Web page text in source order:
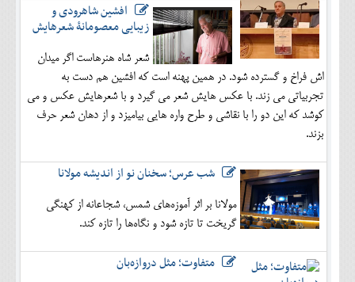
افشین شاهرودی و
زیبایی معصومانۀ شعرهایش
شعر شاه هنرهاست اگر میدان
اش فراخ و گسترده شود. در همین پهنه است که افشین هم دست به
تجربیاتی می زند. با عکس هایش شعر می گیرد و با شعرهایش عکس و می
کوشد که این دو را با نقاشی و طرح واره هایی بیامیزد و از دهان شعر حرف
بزند.
شب عرس؛ سخنان نو از اندیشه مولانا
مولانا بر اثر آموزه‌های شمس، شجاعانه از کهنگی
گریخت تا تازه شود و نگاه‌ها را تازه کند.
متفاوت؛ مثل دروازه‌بان